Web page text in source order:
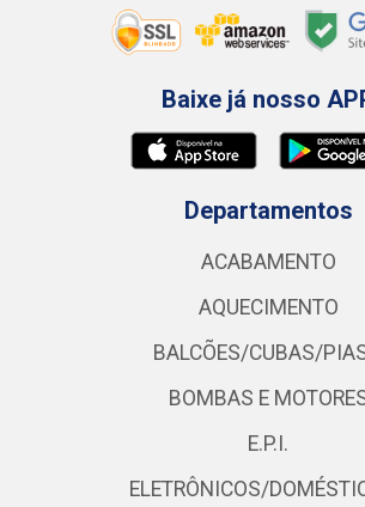
Baixe já nosso
Departamentos
ACABAMENTO
AQUECIMENTO
BALCÕES/CUBAS/
BOMBAS E
E.P.I.
ELETRÔNICOS/